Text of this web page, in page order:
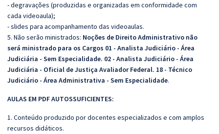
- degravações (produzidas e organizadas em conformidade com
cada videoaula);
- slides para acompanhamento das videoaulas.
5. Não serão ministrados: Noções de Direito Administrativo não
será ministrado para os Cargos 01 - Analista Judiciário - Área
Judiciária - Sem Especialidade. 02 - Analista Judiciário - Área
Judiciária - Oficial de Justiça Avaliador Federal. 18 - Técnico
Judiciário - Área Administrativa - Sem Especialidade.
AULAS EM PDF AUTOSSUFICIENTES:
1. Conteúdo produzido por docentes especializados e com amplos
recursos didáticos.